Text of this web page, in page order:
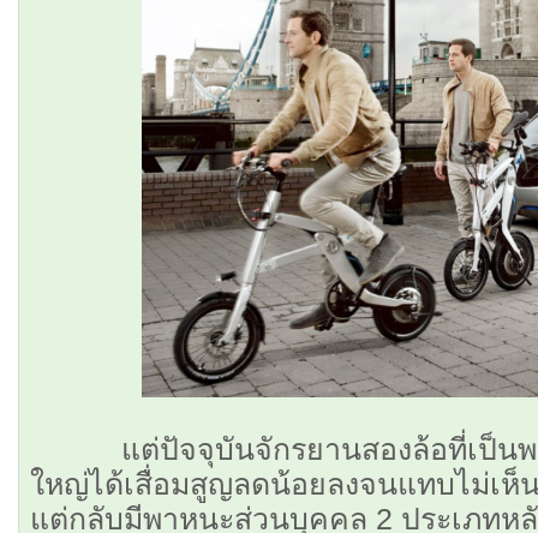
แต่ปัจจุบันจักรยานสองล้อที่เป็นพ
ใหญ่ได้เสื่อมสูญลดน้อยลงจนแทบไม่เห็
แต่กลับมีพาหนะส่วนบุคคล 2 ประเภท